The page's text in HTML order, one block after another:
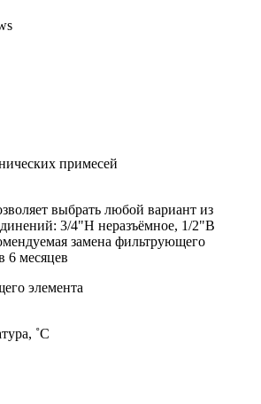
примесей
выбрать любой вариант из
3/4"Н неразъёмное, 1/2"В
замена фильтрующего
6 месяцев
элемента
˚С